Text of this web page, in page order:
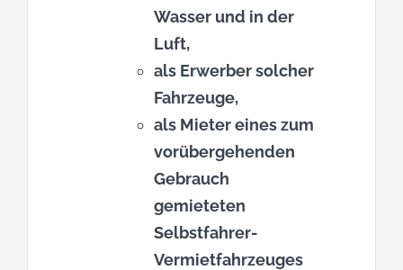
Wasser und in der
Luft,
als Erwerber solcher
Fahrzeuge,
als Mieter eines zum
vorübergehenden
Gebrauch
gemieteten
Selbstfahrer-
Vermietfahrzeuges